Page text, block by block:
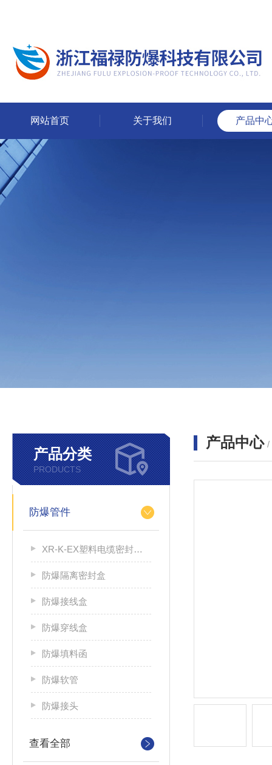
网站首页 关于我们 产品中
产品分类
PRODUCTS
防爆管件
XR-K-EX塑料电缆密封接头
防爆隔离密封盒
防爆接线盒
防爆穿线盒
防爆填料函
防爆软管
防爆接头
查看全部
产品中心 /